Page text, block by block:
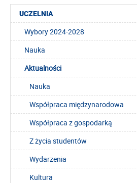
UCZELNIA
Wybory 2024-2028
Nauka
Aktualności
Nauka
Współpraca międzynarodowa
Współpraca z gospodarką
Z życia studentów
Wydarzenia
Kultura